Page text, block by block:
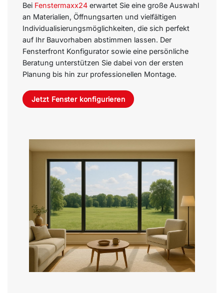
Bei Fenstermaxx24 erwartet Sie eine große Auswahl
an Materialien, Öffnungsarten und vielfältigen
Individualisierungsmöglichkeiten, die sich perfekt
auf Ihr Bauvorhaben abstimmen lassen. Der
Fensterfront Konfigurator sowie eine persönliche
Beratung unterstützen Sie dabei von der ersten
Planung bis hin zur professionellen Montage.
Jetzt Fenster konfigurieren